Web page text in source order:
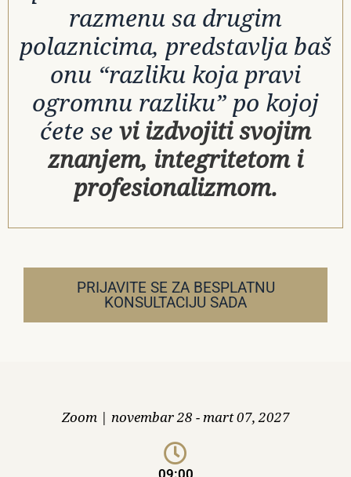
razmenu sa drugim
polaznicima, predstavlja baš
onu “razliku koja pravi
ogromnu razliku” po kojoj
ćete se vi izdvojiti svojim
znanjem, integritetom i
profesionalizmom.
PRIJAVITE SE ZA BESPLATNU
KONSULTACIJU SADA
Zoom| novembar 28 - mart 07, 2027
09:00